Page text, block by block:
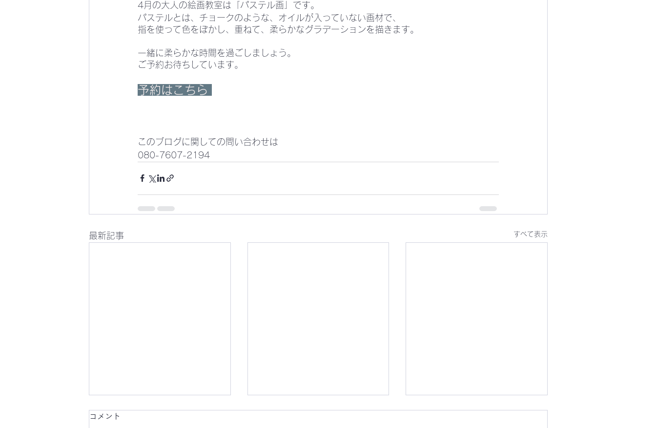
4月の大人の絵画教室は「パステル画」です。
パステルとは、チョークのような、オイルが入っていない画材で、
指を使って色をぼかし、重ねて、柔らかなグラデーションを描きます。
一緒に柔らかな時間を過ごしましょう。
ご予約お待ちしています。
予約はこちら
このブログに関しての問い合わせは
080-7607-2194
最新記事 すべて表示
コメント